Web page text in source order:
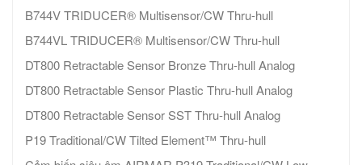
B744V TRIDUCER® Multisensor/CW Thru-hull
B744VL TRIDUCER® Multisensor/CW Thru-hull
DT800 Retractable Sensor Bronze Thru-hull Analog
DT800 Retractable Sensor Plastic Thru-hull Analog
DT800 Retractable Sensor SST Thru-hull Analog
P19 Traditional/CW Tilted Element™ Thru-hull